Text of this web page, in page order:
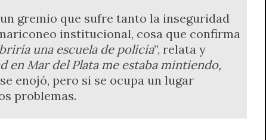
gremio que sufre tanto la inseguridad
institucional, cosa que confirma
una escuela de policía”, relata y
en Mar del Plata me estaba mintiendo,
enojó, pero si se ocupa un lugar
problemas.